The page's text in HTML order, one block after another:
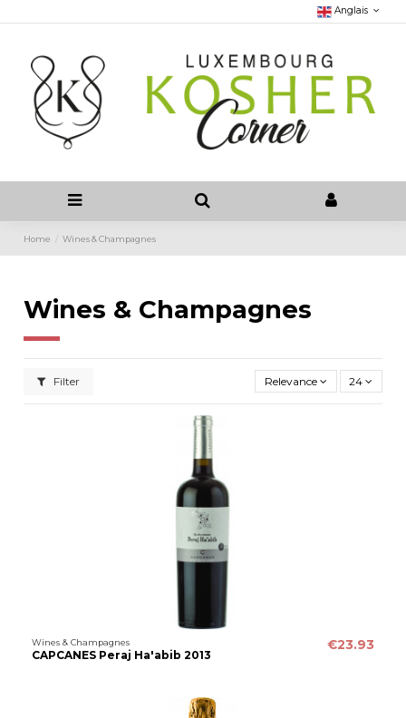
Anglais
Home Wines & Champagnes
Wines & Champagnes
Filter Relevance 24
Wines & Champagnes
CAPCANES Peraj Ha'abib 2013
€23.93